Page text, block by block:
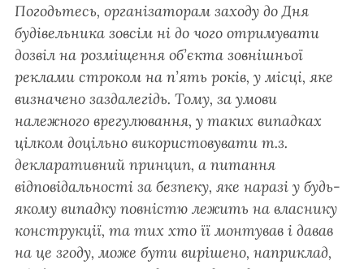
Погодьтесь, організаторам заходу до Дня
будівельника зовсім ні до чого отримувати
дозвіл на розміщення об’єкта зовнішньої
реклами строком на п’ять років, у місці, яке
визначено заздалегідь. Тому, за умови
належного врегулювання, у таких випадках
цілком доцільно використовувати т.з.
декларативний принцип, а питання
відповідальності за безпеку, яке наразі у будь-
якому випадку повністю лежить на власнику
конструкції, та тих хто її монтував і давав
на це згоду, може бути вирішено, наприклад,